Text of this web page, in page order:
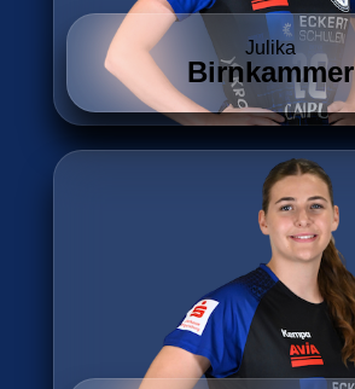
Julika
Birnkammer